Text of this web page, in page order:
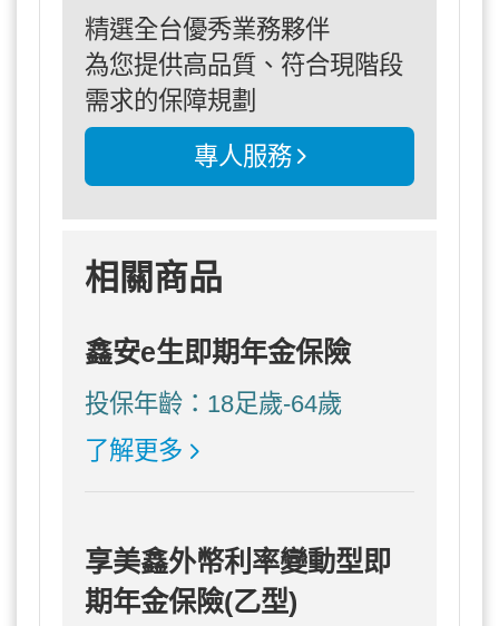
精選全台優秀業務夥伴
為您提供高品質、符合現階段
需求的保障規劃
專人服務
相關商品
鑫安e生即期年金保險
投保年齡：18足歲-64歲
了解更多
享美鑫外幣利率變動型即
期年金保險(乙型)